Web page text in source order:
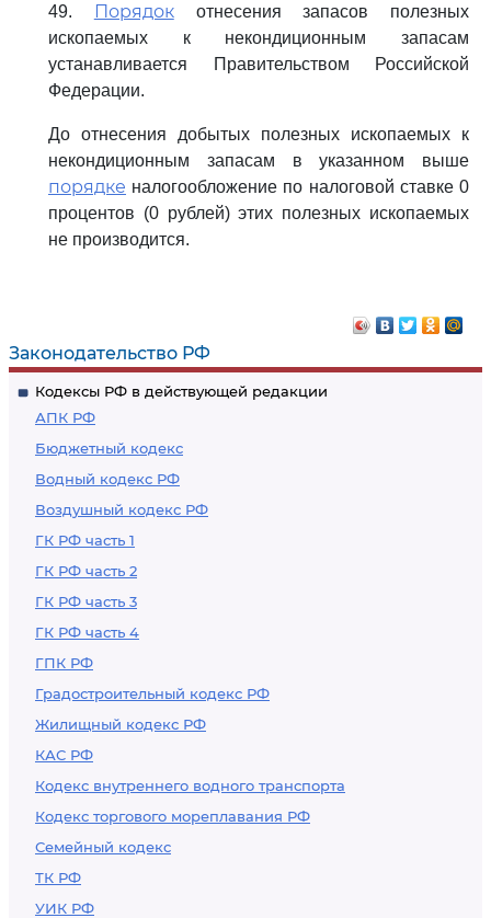
Законодательство РФ
Кодексы РФ в действующей редакции
АПК РФ
Бюджетный кодекс
Водный кодекс РФ
Воздушный кодекс РФ
ГК РФ часть 1
ГК РФ часть 2
ГК РФ часть 3
ГК РФ часть 4
ГПК РФ
Градостроительный кодекс РФ
Жилищный кодекс РФ
КАС РФ
Кодекс внутреннего водного транспорта
Кодекс торгового мореплавания РФ
Семейный кодекс
ТК РФ
УИК РФ
49. Порядокотнесения запасов полезных
ископаемых к некондиционным запасам
устанавливается Правительством Российской
Федерации.
До отнесения добытых полезных ископаемых к
некондиционным запасам в указанном выше
порядке налогообложение по налоговой ставке 0
процентов (0 рублей) этих полезных ископаемых
не производится.